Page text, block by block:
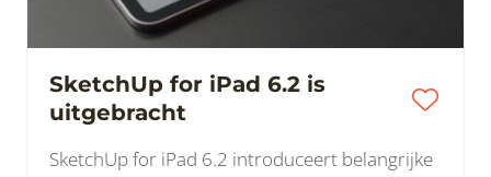
SketchUp for iPad 6.2 is
uitgebracht
SketchUp for iPad 6.2 introduceert belangrijke